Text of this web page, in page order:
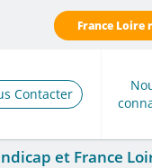
France Loire
Contacter
et France